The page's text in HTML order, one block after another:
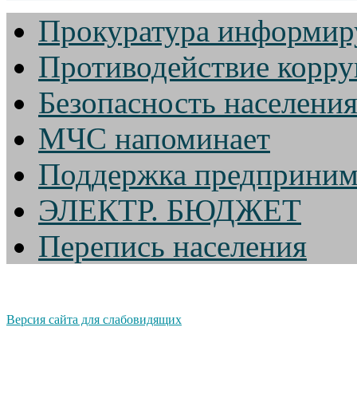
Прокуратура
Противодействие
Безопасность населения
МЧС напоминает
Поддержка
ЭЛЕКТР. БЮДЖЕТ
Перепись населения
Версия сайта для слабовидящих